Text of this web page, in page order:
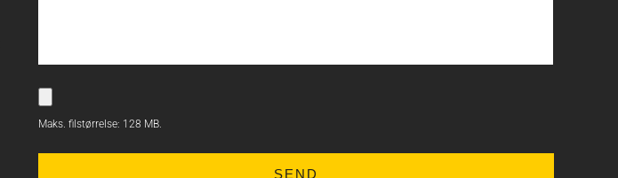
Maks. filstørrelse: 128 MB.